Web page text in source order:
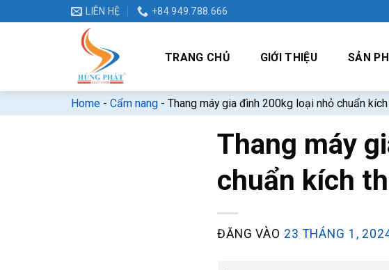
LIÊN HỆ +84 949.788.666
TRANG CHỦ GIỚI THIỆU SẢN
Home - Cẩm nang - Thang máy gia đình 200kg loại nhỏ chuẩn
Thang máy
chuẩn kích
ĐĂNG VÀO 23 THÁNG 1,